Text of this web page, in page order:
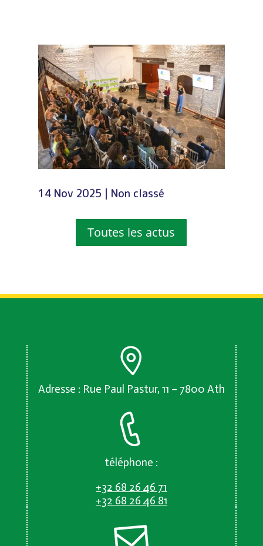
14 Nov 2025 | Non classé
Toutes les actus
Adresse : Rue Paul Pastur, 11 – 7800 Ath
téléphone :
+32 68 26 46 71
+32 68 26 46 81